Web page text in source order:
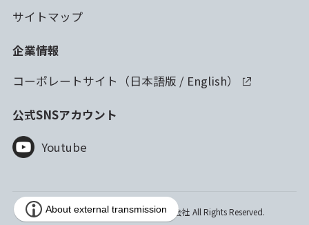
サイトマップ
企業情報
コーポレートサイト（日本語版 / English）
公式SNSアカウント
Youtube
Copyright © 2023 林純薬工業株式会社 All Rights Reserved.